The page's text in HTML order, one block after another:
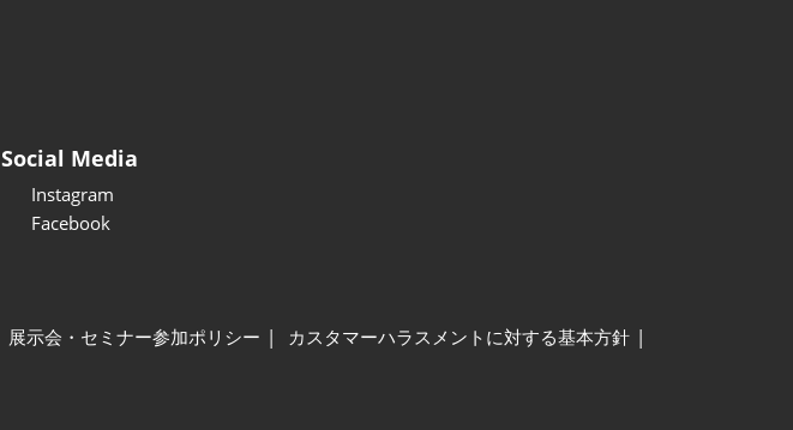
Social Media
Instagram
Facebook
展示会・セミナー参加ポリシー
カスタマーハラスメントに対する基本方針